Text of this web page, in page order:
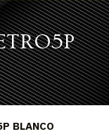
BLANCO